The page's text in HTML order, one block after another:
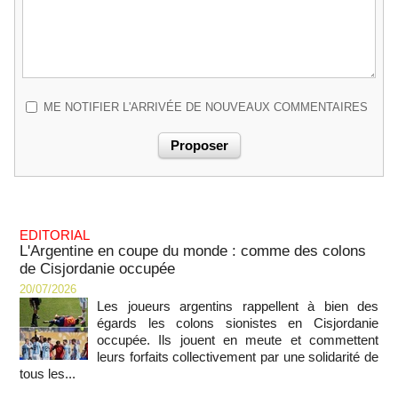
ME NOTIFIER L'ARRIVÉE DE NOUVEAUX COMMENTAIRES
EDITORIAL
L'Argentine en coupe du monde : comme des colons
de Cisjordanie occupée
20/07/2026
Les joueurs argentins rappellent à bien des
égards les colons sionistes en Cisjordanie
occupée. Ils jouent en meute et commettent
leurs forfaits collectivement par une solidarité de
tous les...